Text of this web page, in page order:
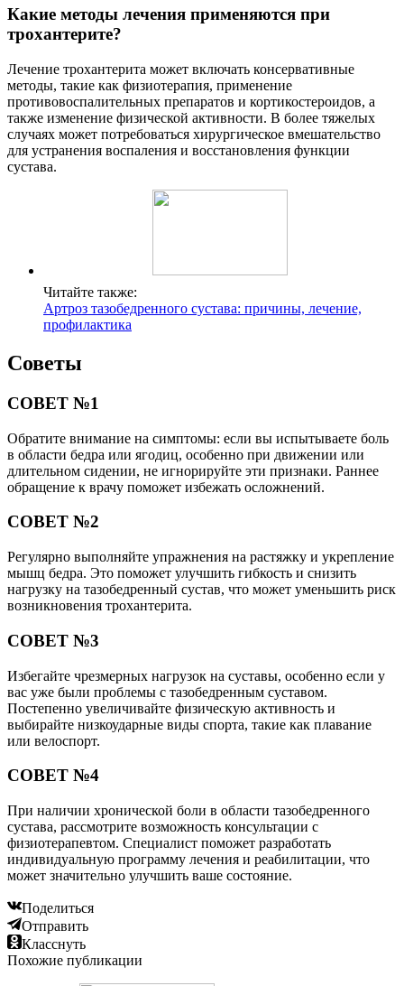
Какие методы лечения применяются при
трохантерите?
Лечение трохантерита может включать консервативные
методы, такие как физиотерапия, применение
противовоспалительных препаратов и кортикостероидов, а
также изменение физической активности. В более тяжелых
случаях может потребоваться хирургическое вмешательство
для устранения воспаления и восстановления функции
сустава.
Читайте также:
Артроз тазобедренного сустава: причины, лечение,
профилактика
Советы
СОВЕТ №1
Обратите внимание на симптомы: если вы испытываете боль
в области бедра или ягодиц, особенно при движении или
длительном сидении, не игнорируйте эти признаки. Раннее
обращение к врачу поможет избежать осложнений.
СОВЕТ №2
Регулярно выполняйте упражнения на растяжку и укрепление
мышц бедра. Это поможет улучшить гибкость и снизить
нагрузку на тазобедренный сустав, что может уменьшить риск
возникновения трохантерита.
СОВЕТ №3
Избегайте чрезмерных нагрузок на суставы, особенно если у
вас уже были проблемы с тазобедренным суставом.
Постепенно увеличивайте физическую активность и
выбирайте низкоударные виды спорта, такие как плавание
или велоспорт.
СОВЕТ №4
При наличии хронической боли в области тазобедренного
сустава, рассмотрите возможность консультации с
физиотерапевтом. Специалист поможет разработать
индивидуальную программу лечения и реабилитации, что
может значительно улучшить ваше состояние.
Поделиться
Отправить
Класснуть
Похожие публикации